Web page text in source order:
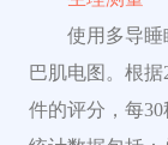
使用多导
巴肌电图。 根据
件的评分，每